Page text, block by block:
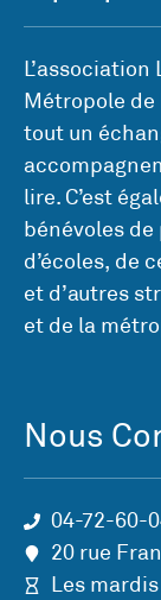
Métropole de
tout un
lire. C’est
bénévoles de
d’écoles, de
et d’autres
et de la
Nous
04-72-60-
20 rue
Les